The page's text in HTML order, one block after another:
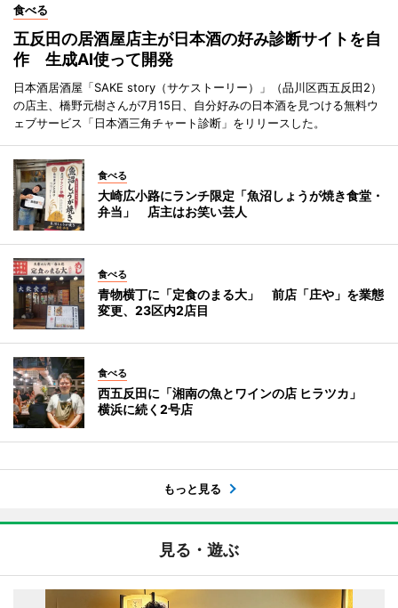
食べる
五反田の居酒屋店主が日本酒の好み診断サイトを自
作 生成AI使って開発
日本酒居酒屋「SAKE story（サケストーリー）」（品川区西五反田2）
の店主、橋野元樹さんが7月15日、自分好みの日本酒を見つける無料ウ
ェブサービス「日本酒三角チャート診断」をリリースした。
食べる
大崎広小路にランチ限定「魚沼しょうが焼き食堂・
弁当」 店主はお笑い芸人
食べる
青物横丁に「定食のまる大」 前店「庄や」を業態
変更、23区内2店目
食べる
西五反田に「湘南の魚とワインの店 ヒラツカ」
横浜に続く2号店
もっと見る
見る・遊ぶ